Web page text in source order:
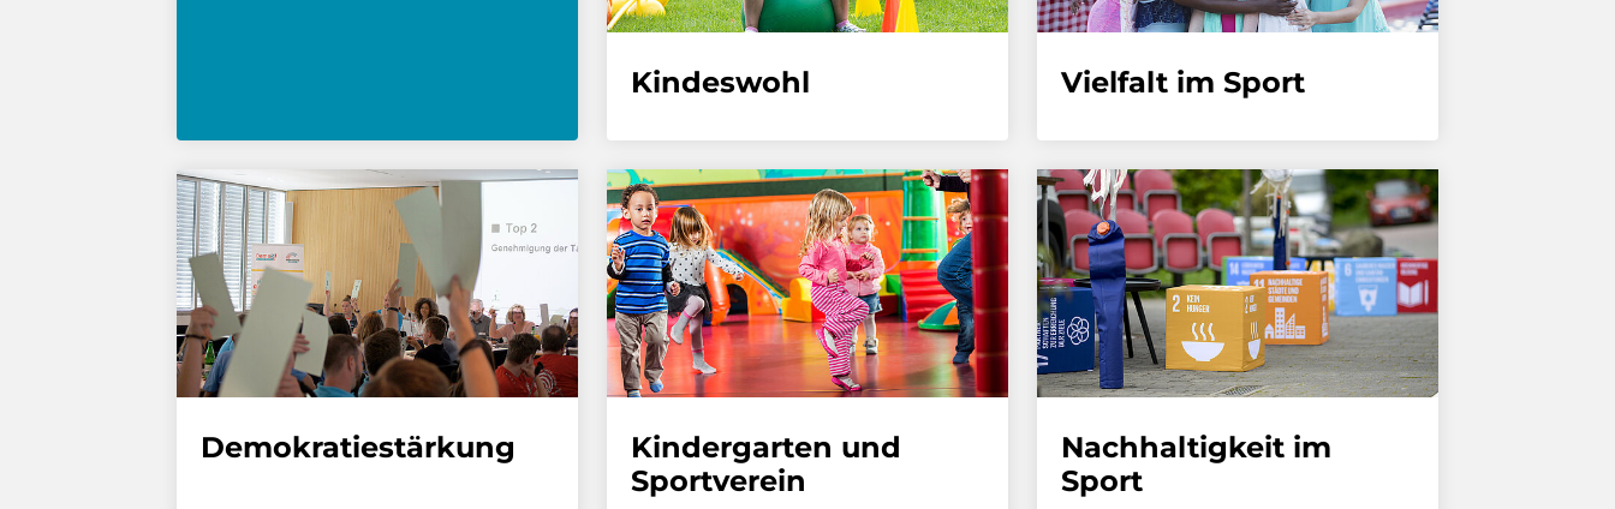
Kindeswohl Vielfalt im Sport
Demokratiestärkung
Kindergarten und
Sportverein
Nachhaltigkeit im
Sport